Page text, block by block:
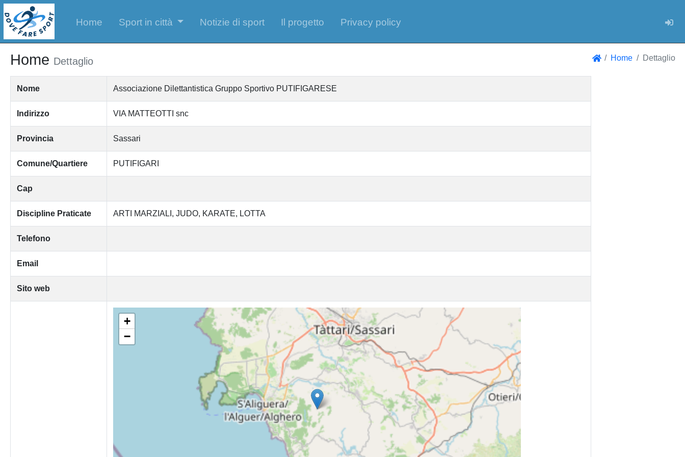
Home Sport in città Notizie di sport Il progetto Privacy policy
Home Dettaglio Home Dettaglio
Nome Associazione Dilettantistica Gruppo Sportivo PUTIFIGARESE
Indirizzo VIA MATTEOTTI snc
Provincia Sassari
Comune/Quartiere PUTIFIGARI
Cap
Discipline Praticate ARTI MARZIALI JUDO KARATE LOTTA
Telefono
Email
Sito web
+
−